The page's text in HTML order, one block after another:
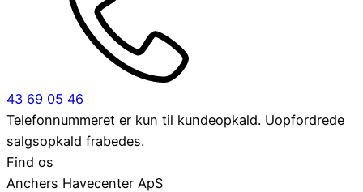
43 69 05 46
Telefonnummeret er kun til kundeopkald. Uopfordrede
salgsopkald frabedes.
Find os
Anchers Havecenter ApS